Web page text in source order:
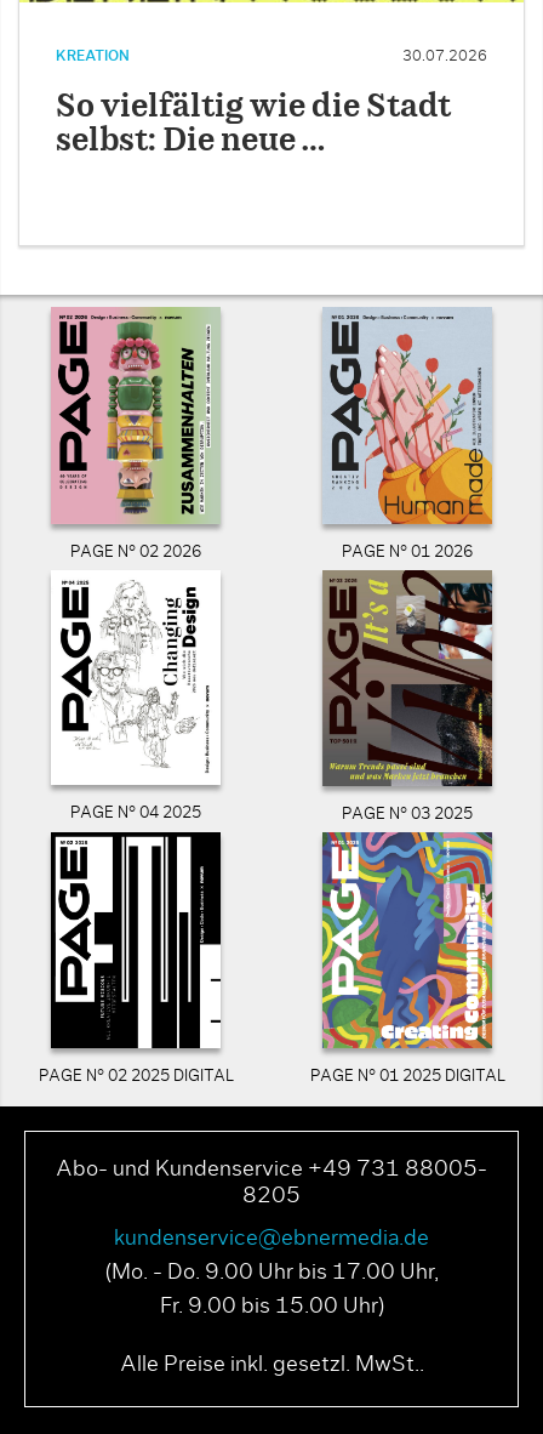
KREATION 30.07.2026
So vielfältig wie die Stadt
selbst: Die neue …
PAGE N° 02 2026 PAGE N° 01 2026
PAGE N° 04 2025 PAGE N° 03 2025
PAGE N° 02 2025 DIGITAL PAGE N° 01 2025 DIGITAL
Abo- und Kundenservice +49 731 88005-
8205
kundenservice@ebnermedia.de
(Mo. - Do. 9.00 Uhr bis 17.00 Uhr,
Fr. 9.00 bis 15.00 Uhr)
Alle Preise inkl. gesetzl. MwSt..